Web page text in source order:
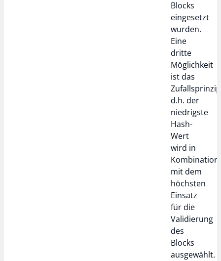
Blocks
eingesetzt
wurden.
Eine
dritte
Möglichkeit
ist das
d.h. der
niedrigste
Hash-
Wert
wird in
Kombination
mit dem
höchsten
Einsatz
für die
Validierung
des
Blocks
ausgewählt.